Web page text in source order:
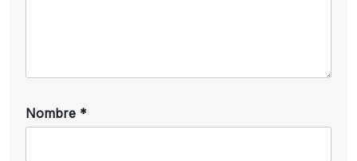
Nombre *